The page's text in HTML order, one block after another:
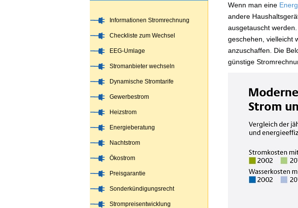
Wenn man eine
andere
ausgetauscht
geschehen, vielleicht
anzuschaffen. Die
günstige
Informationen Stromrechnung
Checkliste zum Wechsel
EEG-Umlage
Stromanbieter wechseln
Dynamische Stromtarife
Gewerbestrom
Heizstrom
Energieberatung
Nachtstrom
Ökostrom
Preisgarantie
Sonderkündigungsrecht
Strompreisentwicklung